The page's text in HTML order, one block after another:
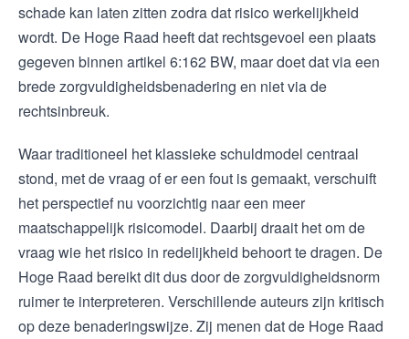
schade kan laten zitten zodra dat risico werkelijkheid
wordt. De Hoge Raad heeft dat rechtsgevoel een plaats
gegeven binnen artikel 6:162 BW, maar doet dat via een
brede zorgvuldigheidsbenadering en niet via de
rechtsinbreuk.
Waar traditioneel het klassieke schuldmodel centraal
stond, met de vraag of er een fout is gemaakt, verschuift
het perspectief nu voorzichtig naar een meer
maatschappelijk risicomodel. Daarbij draait het om de
vraag wie het risico in redelijkheid behoort te dragen. De
Hoge Raad bereikt dit dus door de zorgvuldigheidsnorm
ruimer te interpreteren. Verschillende auteurs zijn kritisch
op deze benaderingswijze. Zij menen dat de Hoge Raad